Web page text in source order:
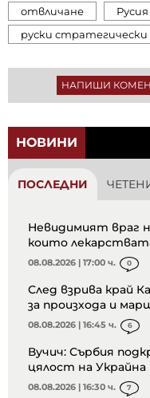
отвличане Русия
руски
НАПИШИ
НОВИНИ
ПОСЛЕДНИ
Невидимият враг
които
08.08.2026 | 17:00 ч. 0
След взрива край
за произхода и
08.08.2026 | 16:45 ч. 6
Вучич: Сърбия
цялост на
08.08.2026 | 16:30 ч. 7